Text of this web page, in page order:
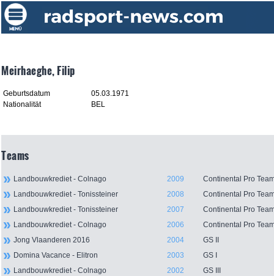
Meirhaeghe, Filip
Geburtsdatum
05.03.1971
Nationalität
BEL
Teams
Landbouwkrediet - Colnago 2009
Continental Pro
Landbouwkrediet - Tonissteiner
2008
Continental Pro
Landbouwkrediet - Tonissteiner
2007
Continental Pro
Landbouwkrediet - Colnago
2006
Continental Pro
Jong Vlaanderen 2016
2004
GS II
Domina Vacance - Elitron
2003
GS I
Landbouwkrediet - Colnago
2002
GS III